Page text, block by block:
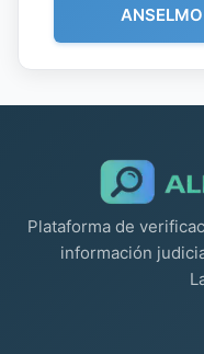
Plataforma de
información